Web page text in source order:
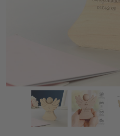
Engel aus Holz mit Gravur zur
Zurück